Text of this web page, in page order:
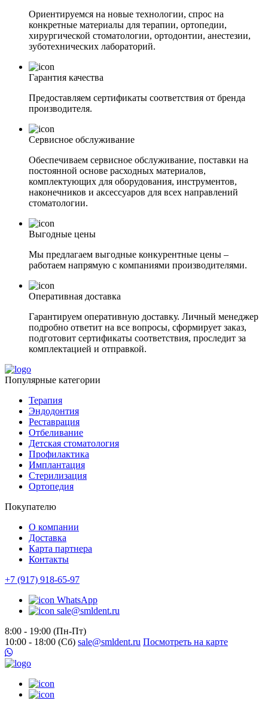
Ориентируемся на новые технологии, спрос на
конкретные материалы для терапии, ортопедии,
хирургической стоматологии, ортодонтии, анестезии,
зуботехнических лабораторий.
Гарантия качества
Предоставляем сертификаты соответствия от бренда
производителя.
Сервисное обслуживание
Обеспечиваем сервисное обслуживание, поставки на
постоянной основе расходных материалов,
комплектующих для оборудования, инструментов,
наконечников и аксессуаров для всех направлений
стоматологии.
Выгодные цены
Мы предлагаем выгодные конкурентные цены –
работаем напрямую с компаниями производителями.
Оперативная доставка
Гарантируем оперативную доставку. Личный менеджер
подробно ответит на все вопросы, сформирует заказ,
подготовит сертификаты соответствия, проследит за
комплектацией и отправкой.
Популярные категории
Терапия
Эндодонтия
Реставрация
Отбеливание
Детская стоматология
Профилактика
Имплантация
Стерилизация
Ортопедия
Покупателю
О компании
Доставка
Карта партнера
Контакты
+7 (917) 918-65-97
WhatsApp
sale@smldent.ru
8:00 - 19:00 (Пн-Пт)
10:00 - 18:00 (Сб) sale@smldent.ru Посмотреть на карте